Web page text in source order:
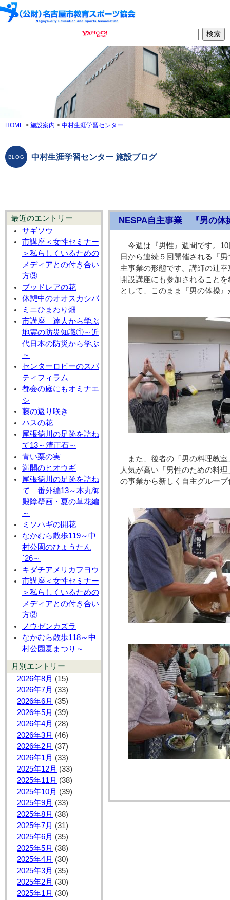
HOME > 施設案内 > 中村生涯学習センター
中村生涯学習センター 施設ブログ
最近のエントリー
サギソウ
市講座＜女性セミナー
＞私らしくいるための
メディアとの付き合い
方③
ブッドレアの花
休憩中のオオスカシバ
ミニひまわり畑
市講座 達人から学ぶ
地震の防災知識①～近
代日本の防災から学ぶ
～
センターロビーのスパ
ティフィラム
都会の庭にもオミナエ
シ
藤の返り咲き
ハスの花
尾張徳川の足跡を訪ね
て13～清正石～
青い栗の実
満開のヒオウギ
尾張徳川の足跡を訪ね
て 番外編13～本丸御
殿障壁画・夏の草花編
～
ミソハギの開花
なかむら散歩119～中
村公園のひょうたん
´26～
キダチアメリカフヨウ
市講座＜女性セミナー
＞私らしくいるための
メディアとの付き合い
方②
ノウゼンカズラ
なかむら散歩118～中
村公園夏まつり～
月別エントリー
2026年8月 (15)
2026年7月 (33)
2026年6月 (35)
2026年5月 (39)
2026年4月 (28)
2026年3月 (46)
2026年2月 (37)
2026年1月 (33)
2025年12月 (33)
2025年11月 (38)
2025年10月 (39)
2025年9月 (33)
2025年8月 (38)
2025年7月 (31)
2025年6月 (35)
2025年5月 (38)
2025年4月 (30)
2025年3月 (35)
2025年2月 (30)
2025年1月 (30)
NESPA自主事業 『男の体
今週は『男性』週間です。
日から連続５回開催される『
主事業の形態です。講師の辻
開設講座にも参加されること
として、このまま『男の体操
また、後者の「男の料理教
人気が高い「男性のための料
の事業から新しく自主グルー